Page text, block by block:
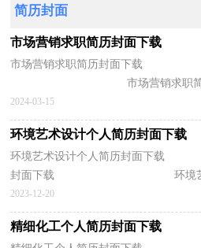
简历封面
市场营销求职简历封面下载
市场营销求职简历封面下载 市
市场营销求职简历封
2024-03-15
环境艺术设计个人简历封面下载
环境艺术设计个人简历封面下
封面下载 环境艺术设计
相关...
2023-12-20
精细化工个人简历封面下载